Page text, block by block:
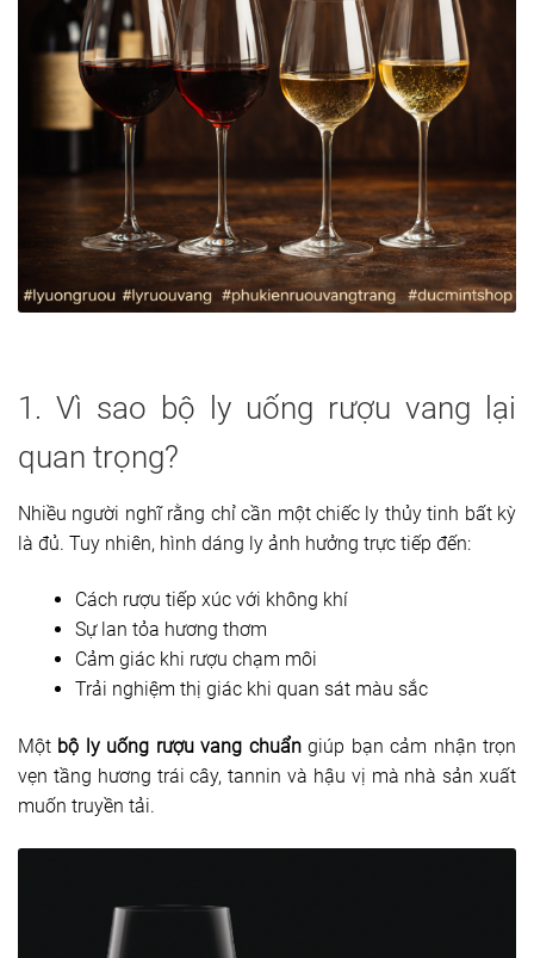
1. Vì sao bộ ly uống rượu vang lại
quan trọng?
Nhiều người nghĩ rằng chỉ cần một chiếc ly thủy tinh bất kỳ
là đủ. Tuy nhiên, hình dáng ly ảnh hưởng trực tiếp đến:
Cách rượu tiếp xúc với không khí
Sự lan tỏa hương thơm
Cảm giác khi rượu chạm môi
Trải nghiệm thị giác khi quan sát màu sắc
Một bộ ly uống rượu vang chuẩngiúp bạn cảm nhận trọn
vẹn tầng hương trái cây, tannin và hậu vị mà nhà sản xuất
muốn truyền tải.